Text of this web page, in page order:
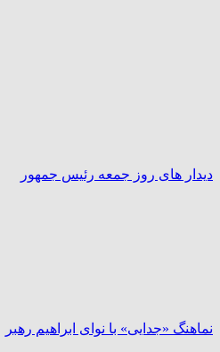
دیدار های روز جمعه رئیس جمهور
نماهنگ «جدایی» با نوای ابراهیم رهبر